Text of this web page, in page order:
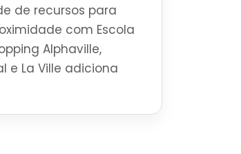
de recursos para
com Escola
Alphaville,
e La Ville adiciona